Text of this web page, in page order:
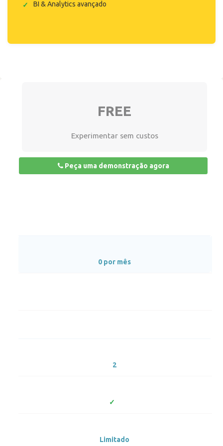
BI & Analytics avançado
FREE
Experimentar sem custos
Peça uma demonstração agora
0 por mês
2
Limitado